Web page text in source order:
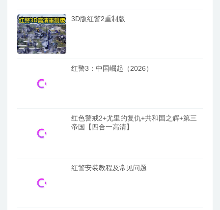
3D版红警2重制版
红警3：中国崛起（2026）
红色警戒2+尤里的复仇+共和国之辉+第三
帝国【四合一高清】
红警安装教程及常见问题